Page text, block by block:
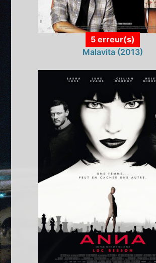
5 erreur(s)
Malavita (2013)